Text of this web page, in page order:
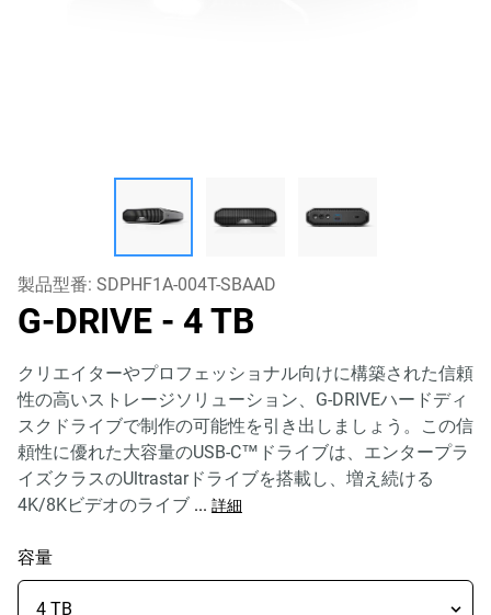
製品型番: SDPHF1A-004T-SBAAD
G-DRIVE - 4 TB
クリエイターやプロフェッショナル向けに構築された信頼
性の高いストレージソリューション、G-DRIVEハードディ
スクドライブで制作の可能性を引き出しましょう。この信
頼性に優れた大容量のUSB-C™ドライブは、エンタープラ
イズクラスのUltrastarドライブを搭載し、増え続ける
4K/8Kビデオのライブ ... 詳細
容量